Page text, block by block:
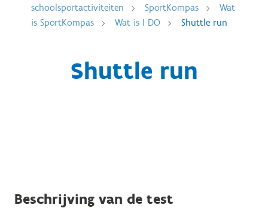
schoolsportactiviteiten
SportKompas
Wat
is SportKompas
Wat is I DO Shuttle run
Shuttle run
Beschrijving van de test